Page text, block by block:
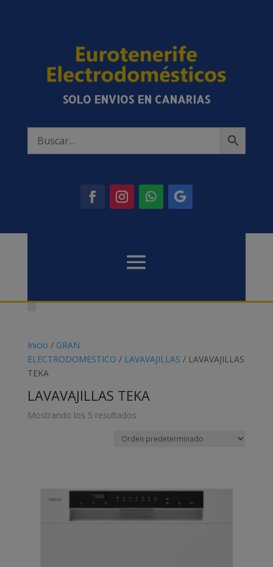
SOLO ENVIOS EN CANARIAS
Inicio / GRAN
ELECTRODOMESTICO / LAVAVAJILLAS / LAVAVAJILLAS
TEKA
LAVAVAJILLAS TEKA
Mostrando los 5 resultados